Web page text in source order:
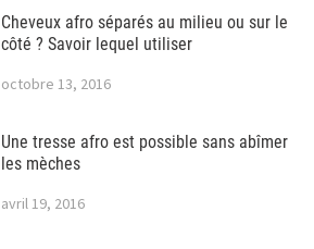
Cheveux afro séparés au milieu ou sur le
côté ? Savoir lequel utiliser
octobre 13, 2016
Une tresse afro est possible sans abîmer
les mèches
avril 19, 2016